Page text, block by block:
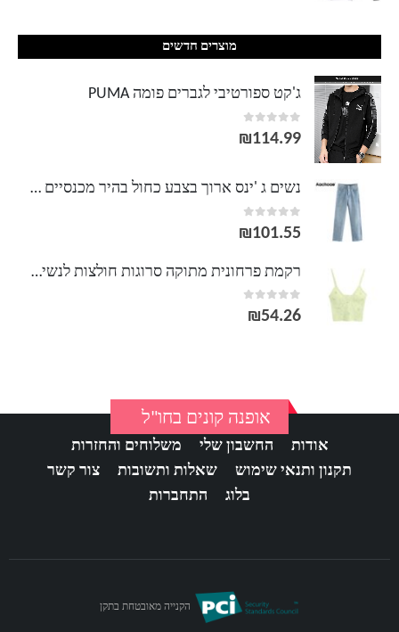
מוצרים חדשים
ג'קט ספורטיבי לגברים פומה PUMA
0
out of 5
₪114.99
נשים ג 'ינס ארוך בצבע כחול בהיר מכנסיים ג' ינס רחבים קצה גולמי כפתור ליידי כפתור לטוס ישר מזדמן אמא ג 'ינס Pantalones
0
out of 5
₪101.55
רקמת פרחונית מתוקה סרוגות חולצות לנשים אלגנטיות רצועת ספגטי יבול למעלה קיץ סקסי ללא משענת חולצות 2020
0
out of 5
₪54.26
אופנה קונים בחו"ל
אודות החשבון שלי
משלוחים והחזרות
תקנון ותנאי שימוש
שאלות ותשובות
צור קשר
בלוג
התחברות
הקנייה מאובטחת בתקן